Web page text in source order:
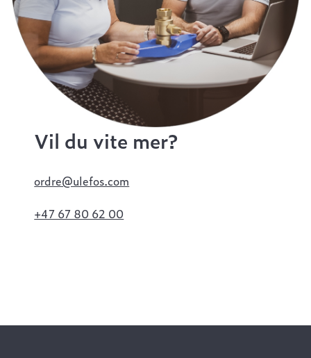
Vil du vite mer?
ordre@ulefos.com
+47 67 80 62 00